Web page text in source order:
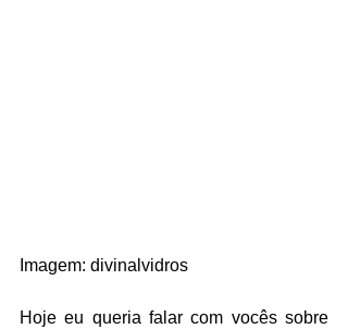
Imagem: divinalvidros
Hoje eu queria falar com vocês sobre